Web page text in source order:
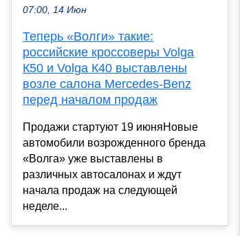
07:00, 14 Июн
Теперь «Волги» такие:
российские кроссоверы Volga
К50 и Volga К40 выставлены
возле салона Mercedes-Benz
перед началом продаж
Продажи стартуют 19 июняНовые
автомобили возрожденного бренда
«Волга» уже выставлены в
различных автосалонах и ждут
начала продаж на следующей
неделе...